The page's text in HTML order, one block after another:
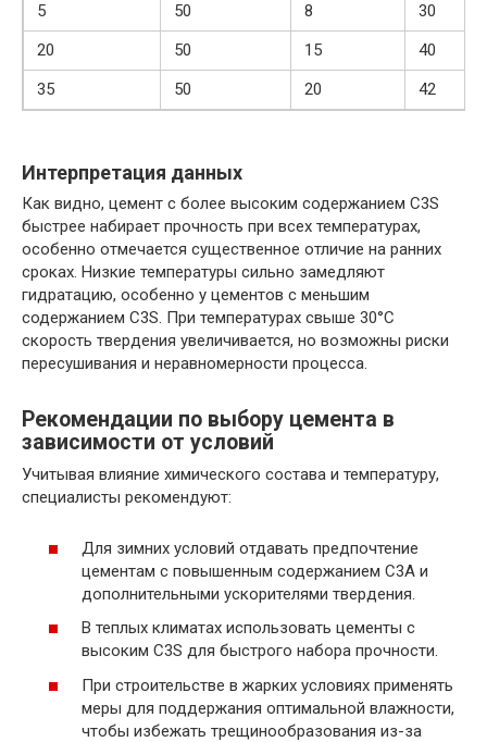
5
50 8
30
20
50 15
40
35
50 20 42
Интерпретация данных
Как видно, цемент с более высоким содержанием C3S
быстрее набирает прочность при всех температурах,
особенно отмечается существенное отличие на ранних
сроках. Низкие температуры сильно замедляют
гидратацию, особенно у цементов с меньшим
содержанием C3S. При температурах свыше 30°С
скорость твердения увеличивается, но возможны риски
пересушивания и неравномерности процесса.
Рекомендации по выбору цемента в
зависимости от условий
Учитывая влияние химического состава и температуру,
специалисты рекомендуют:
Для зимних условий отдавать предпочтение
цементам с повышенным содержанием C3A и
дополнительными ускорителями твердения.
В теплых климатах использовать цементы с
высоким C3S для быстрого набора прочности.
При строительстве в жарких условиях применять
меры для поддержания оптимальной влажности,
чтобы избежать трещинообразования из-за